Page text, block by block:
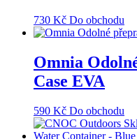
730 Kč Do obchodu
Omnia
Case EVA
590 Kč Do obchodu